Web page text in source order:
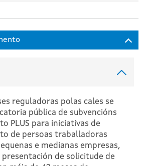
reguladoras polas cales se
pública de subvencións
PLUS para iniciativas de
de persoas traballadoras
e medianas empresas,
presentación de solicitude de